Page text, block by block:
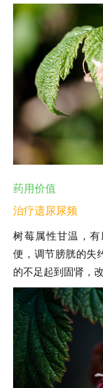
药用价值
治疗遗尿尿频
树莓属性甘温，
便，调节膀胱的失
的不足起到固肾，